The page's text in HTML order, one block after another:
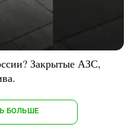
Закрытые АЗС,
БОЛЬШЕ